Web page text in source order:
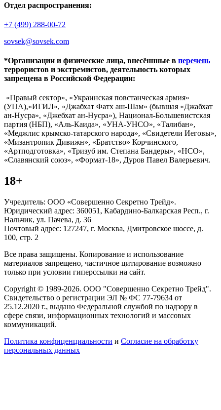
Отдел распространения:
+7 (499) 288-00-72
sovsek@sovsek.com
*Организации и физические лица, внесённные в перечень
террористов и экстремистов, деятельность которых
запрещена в Российской Федерации:
«Правый сектор», «Украинская повстанческая армия»
(УПА),«ИГИЛ», «Джабхат Фатх аш-Шам» (бывшая «Джабхат
ан-Нусра», «Джебхат ан-Нусра»), Национал-Большевистская
партия (НБП), «Аль-Каида», «УНА-УНСО», «Талибан»,
«Меджлис крымско-татарского народа», «Свидетели Иеговы»,
«Мизантропик Дивижн», «Братство» Корчинского,
«Артподготовка», «Тризуб им. Степана Бандеры», «НСО»,
«Славянский союз», «Формат-18», Дуров Павел Валерьевич.
18+
Учредитель: ООО «Совершенно Секретно Трейд».
Юридический адрес: 360051, Кабардино-Балкарская Респ., г.
Нальчик, ул. Пачева, д. 36
Почтовый адрес: 127247, г. Москва, Дмитровское шоссе, д.
100, стр. 2
Все права защищены. Копирование и использование
материалов запрещено, частичное цитирование возможно
только при условии гиперссылки на сайт.
Copyright © 1989-2026. ООО "Совершенно Секретно Трейд".
Свидетельство о регистрации ЭЛ № ФС 77-79634 от
25.12.2020 г., выдано Федеральной службой по надзору в
сфере связи, информационных технологий и массовых
коммуникаций.
Политика конфиценциальности и Согласие на обработку
персональных данных